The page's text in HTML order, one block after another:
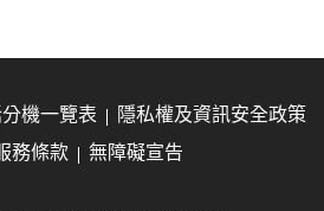
機一覽表
隱私權及資訊安全政策
務條款
無障礙宣告